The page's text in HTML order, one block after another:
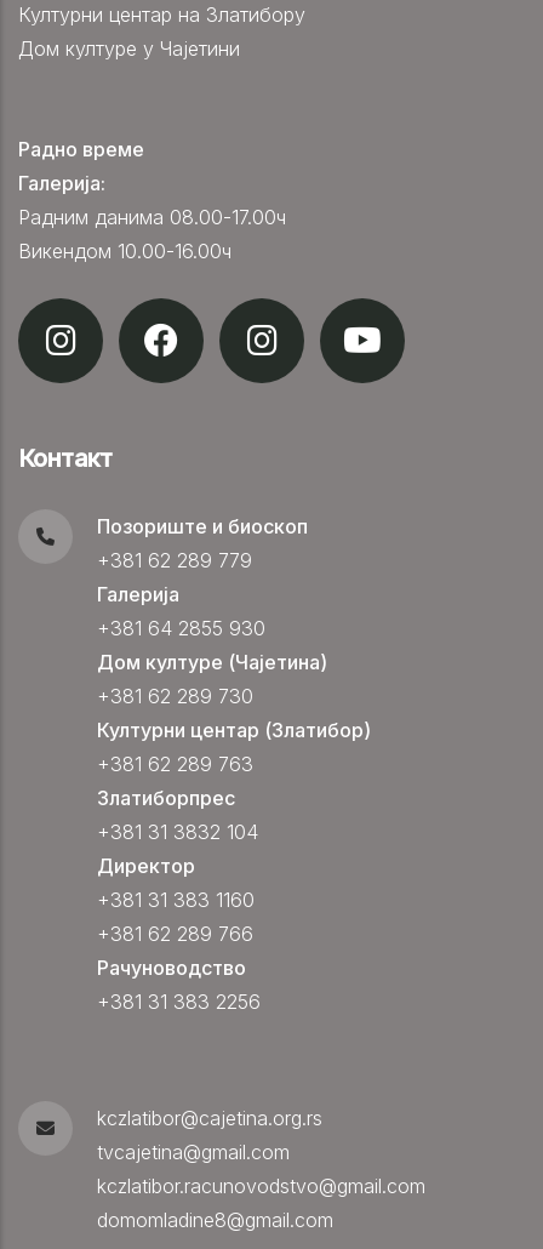
Културни центар на Златибору
Дом културе у Чајетини
Радно време
Галерија:
Радним данима 08.00-17.00ч
Викендом 10.00-16.00ч
Контакт
Позориште и биоскоп
+381 62 289 779
Галерија
+381 64 2855 930
Дом културе (Чајетина)
+381 62 289 730
Културни центар (Златибор)
+381 62 289 763
Златиборпрес
+381 31 3832 104
Директор
+381 31 383 1160
+381 62 289 766
Рачуноводство
+381 31 383 2256
kczlatibor@cajetina.org.rs
tvcajetina@gmail.com
kczlatibor.racunovodstvo@gmail.com
domomladine8@gmail.com